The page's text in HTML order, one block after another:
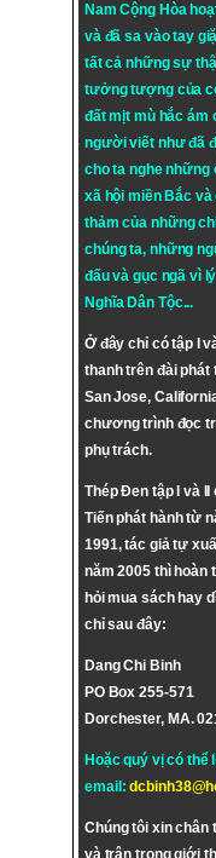
Nam Cộng Hòa
và đã sa vào tay
tất cả những sự
tưởng tượng của
đất mịt mù hắc ám
người viết như đã
cho ta nghe
xã hội miền Bắc
thảm của những
chúng ta, những
đấu và gục ngã vì
Nghĩa Dân Tộc...
Ở đây chỉ có tập I
thanh trên đài
San Jose,
chương trình đọc
phụ trách.
Thép Đen tập I và
Tiến phát hành từ
1991, tác giả tự
năm 2005 thì hoàn
hỏi mua sách hay
chỉ sau đây:
Dang Chi Binh
PO Box 255-571
Dorchester, MA.
Hoặc quý vị có thể
email:
Chúng tôi xin chân
và trân trọng giới